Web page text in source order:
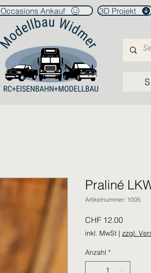
Occasions Ankauf 3D Projekt
Praliné
Artikelnummer: 1005
CHF 12.00Preis
inkl. MwSt | zzgl.
Anzahl *